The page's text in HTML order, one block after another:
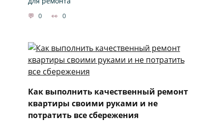
0 0
Как выполнить качественный ремонт
квартиры своими руками и не
потратить все сбережения